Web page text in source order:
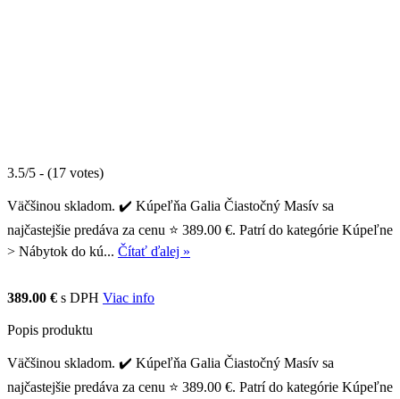
3.5/5 - (17 votes)
Väčšinou skladom. ✔️ Kúpeľňa Galia Čiastočný Masív sa
najčastejšie predáva za cenu ⭐ 389.00 €. Patrí do kategórie Kúpeľne
> Nábytok do kú... Čítať ďalej »
389.00 € s DPH Viac info
Popis produktu
Väčšinou skladom. ✔️ Kúpeľňa Galia Čiastočný Masív sa
najčastejšie predáva za cenu ⭐ 389.00 €. Patrí do kategórie Kúpeľne